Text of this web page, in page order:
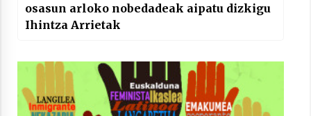
osasun arloko nobedadeak aipatu dizkigu
Ihintza Arrietak